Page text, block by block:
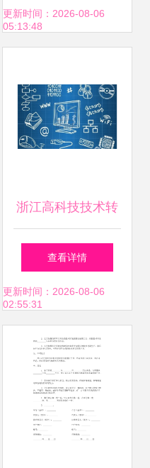
更新时间：2026-08-06
05:13:48
浙江高科技技术转
让 按需定制，引领
产业升级新篇章
查看详情
更新时间：2026-08-06
02:55:31